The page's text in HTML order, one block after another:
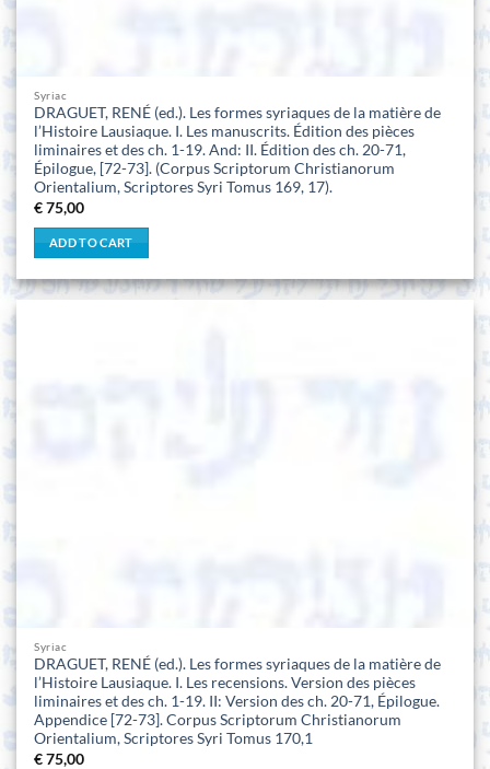
Syriac
DRAGUET, RENÉ (ed.). Les formes syriaques de la matière de
l’Histoire Lausiaque. I. Les manuscrits. Édition des pièces
liminaires et des ch. 1-19. And: II. Édition des ch. 20-71,
Épilogue, [72-73]. (Corpus Scriptorum Christianorum
Orientalium, Scriptores Syri Tomus 169, 17).
€75,00
ADD TO CART
Syriac
DRAGUET, RENÉ (ed.). Les formes syriaques de la matière de
l’Histoire Lausiaque. I. Les recensions. Version des pièces
liminaires et des ch. 1-19. II: Version des ch. 20-71, Épilogue.
Appendice [72-73]. Corpus Scriptorum Christianorum
Orientalium, Scriptores Syri Tomus 170,1
€75,00